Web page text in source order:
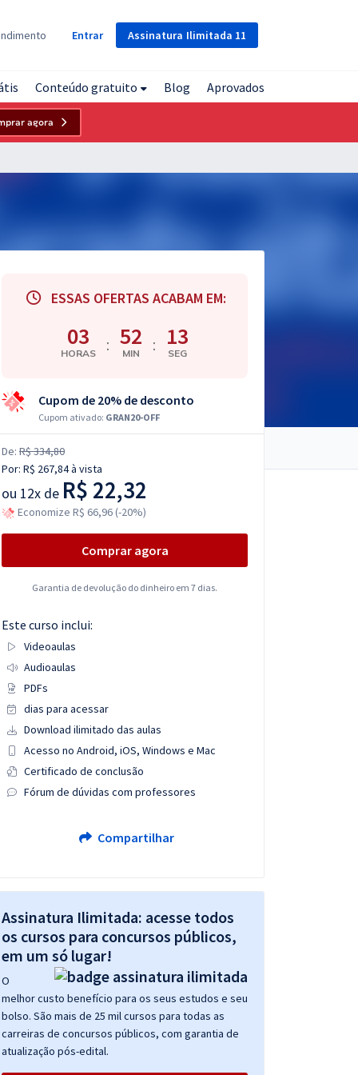
Assinatura Ilimitada 11
Entrar
Conteúdo gratuito Blog Aprovados
agora
ESSAS OFERTAS ACABAM EM:
03
HORAS : 52
MIN : 12
SEG
Cupom de 20% de desconto
Cupom ativado: GRAN20-OFF
De: R$ 334,80
Por: R$ 267,84à vista
ou 12x de R$ 22,32
Economize R$ 66,96 (-20%)
Comprar agora
Garantia de devolução do dinheiro em 7 dias.
Este curso inclui:
Videoaulas
Audioaulas
PDFs
dias para acessar
Download ilimitado das aulas
Acesso no Android, iOS, Windows e Mac
Certificado de conclusão
Fórum de dúvidas com professores
Compartilhar
Assinatura Ilimitada: acesse todos
os cursos para concursos públicos,
em um só lugar!
O
melhor custo benefício para os seus estudos e seu
bolso. São mais de 25 mil cursos para todas as
carreiras de concursos públicos, com garantia de
atualização pós-edital.